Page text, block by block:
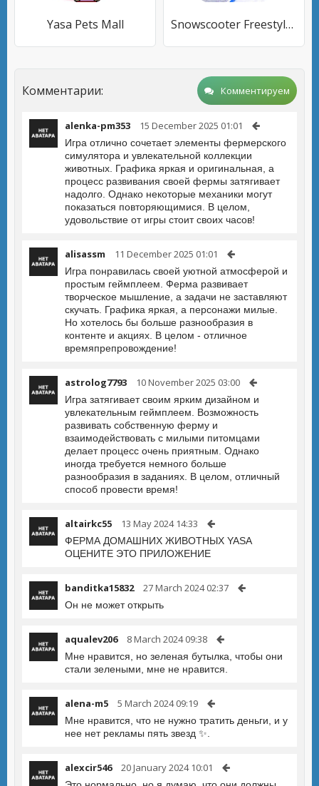
Yasa Pets Mall Snowscooter Freestyle Mountain
Комментарии: Комментируем
alenka-pm353 15 December 2025 01:01
Игра отлично сочетает элементы фермерского
симулятора и увлекательной коллекции
животных. Графика яркая и оригинальная, а
процесс развивания своей фермы затягивает
надолго. Однако некоторые механики могут
показаться повторяющимися. В целом,
удовольствие от игры стоит своих часов!
alisassm 11 December 2025 01:01
Игра понравилась своей уютной атмосферой и
простым геймплеем. Ферма развивает
творческое мышление, а задачи не заставляют
скучать. Графика яркая, а персонажи милые.
Но хотелось бы больше разнообразия в
контенте и акциях. В целом - отличное
времяпрепровождение!
astrolog7793 10 November 2025 03:00
Игра затягивает своим ярким дизайном и
увлекательным геймплеем. Возможность
развивать собственную ферму и
взаимодействовать с милыми питомцами
делает процесс очень приятным. Однако
иногда требуется немного больше
разнообразия в заданиях. В целом, отличный
способ провести время!
altairkc55 13 May 2024 14:33
ФЕРМА ДОМАШНИХ ЖИВОТНЫХ YASA
ОЦЕНИТЕ ЭТО ПРИЛОЖЕНИЕ
banditka15832 27 March 2024 02:37
Он не может открыть
aqualev206 8 March 2024 09:38
Мне нравится, но зеленая бутылка, чтобы они
стали зелеными, мне не нравится.
alena-m5 5 March 2024 09:19
Мне нравится, что не нужно тратить деньги, и у
нее нет рекламы пять звезд ✨.
alexcir546 20 January 2024 10:01